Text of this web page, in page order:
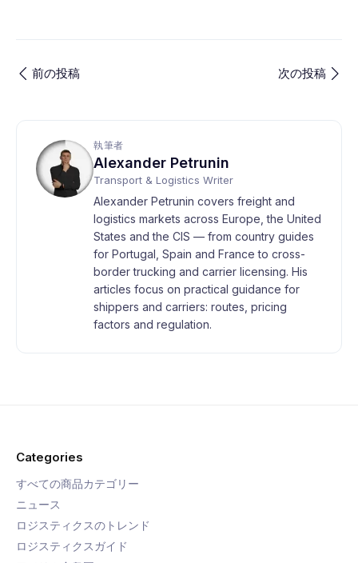
前の投稿 次の投稿
執筆者
Alexander Petrunin
Transport & Logistics Writer
Alexander Petrunin covers freight and
logistics markets across Europe, the United
States and the CIS — from country guides
for Portugal, Spain and France to cross-
border trucking and carrier licensing. His
articles focus on practical guidance for
shippers and carriers: routes, pricing
factors and regulation.
Categories
すべての商品カテゴリー
ニュース
ロジスティクスのトレンド
ロジスティクスガイド